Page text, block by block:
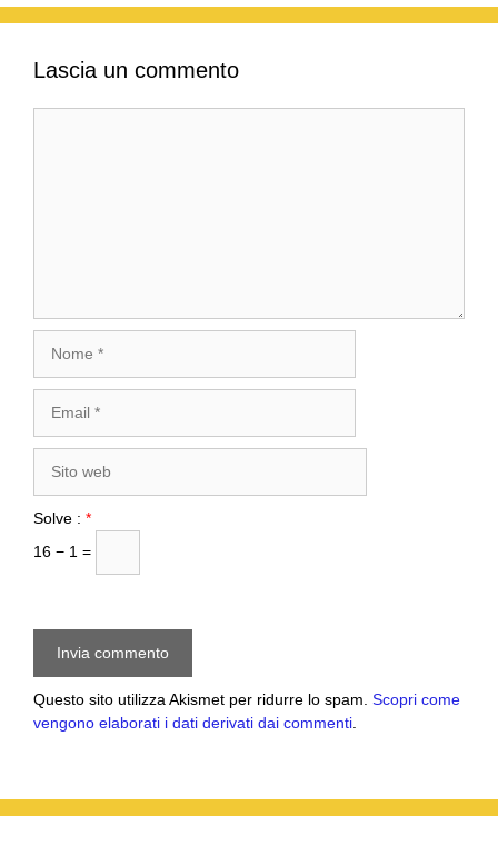
Lascia un commento
web
Solve : *
16 − 1 =
Questo sito utilizza Akismet per ridurre lo spam. Scopri come
vengono elaborati i dati derivati dai commenti.